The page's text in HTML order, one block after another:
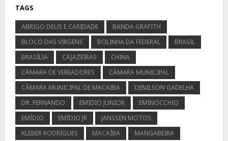
TAGS
ABRIGO DEUS E CARIDADE
BANDA GRAFITH
BLOCO DAS VIRGENS
BOLINHA DA FEDERAL
BRASIL
BRASÍLIA
CAJAZEIRAS
CHINA
CÂMARA DE VEREADORES
CÂMARA MUNICIPAL
CÂMARA MUNICIPAL DE MACAIBA
DENILSON GADELHA
DR. FERNANDO
EMIDIO JUNIOR
EMINOCCHIO
EMÍDIO
EMÍDIO JR
JANSSEN MOTOS
KLEBER RODRIGUES
MACAÍBA
MANGABEIRA